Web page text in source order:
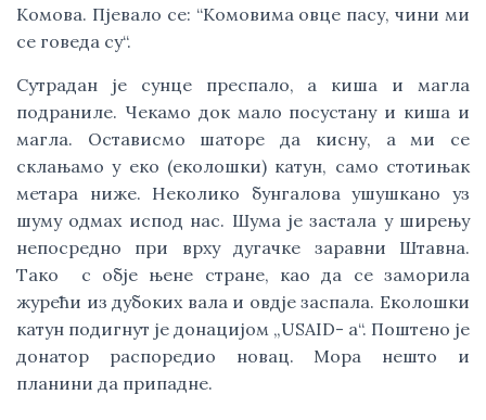
Комова. Пјевало се: “Комовима овце пасу, чини ми
се говеда су“.
Сутрадан је сунце преспало, а киша и магла
подраниле. Чекамо док мало посустану и киша и
магла. Остависмо шаторе да кисну, а ми се
склањамо у еко (еколошки) катун, само стотињак
метара ниже. Неколико бунгалова ушушкано уз
шуму одмах испод нас. Шума је застала у ширењу
непосредно при врху дугачке заравни Штавна.
Тако с обје њене стране, као да се заморила
журећи из дубоких вала и овдје заспала. Еколошки
катун подигнут је донацијом „USAID- а“. Поштено је
донатор распоредио новац. Мора нешто и
планини да припадне.